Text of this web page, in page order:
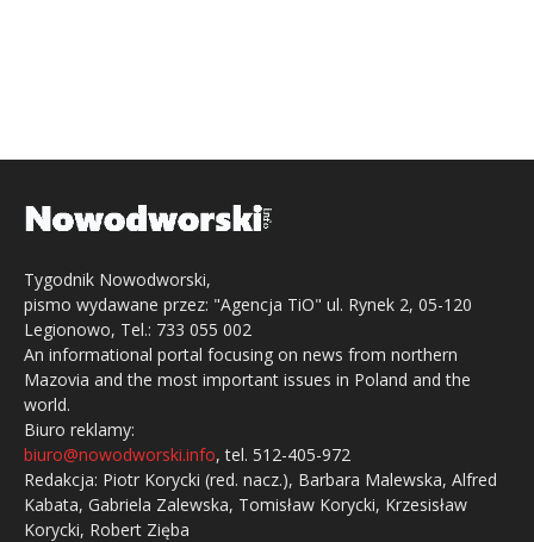
Tygodnik Nowodworski,
pismo wydawane przez: "Agencja TiO" ul. Rynek 2, 05-120
Legionowo, Tel.: 733 055 002
An informational portal focusing on news from northern
Mazovia and the most important issues in Poland and the
world.
Biuro reklamy:
biuro@nowodworski.info, tel. 512-405-972
Redakcja: Piotr Korycki (red. nacz.), Barbara Malewska, Alfred
Kabata, Gabriela Zalewska, Tomisław Korycki, Krzesisław
Korycki, Robert Zięba